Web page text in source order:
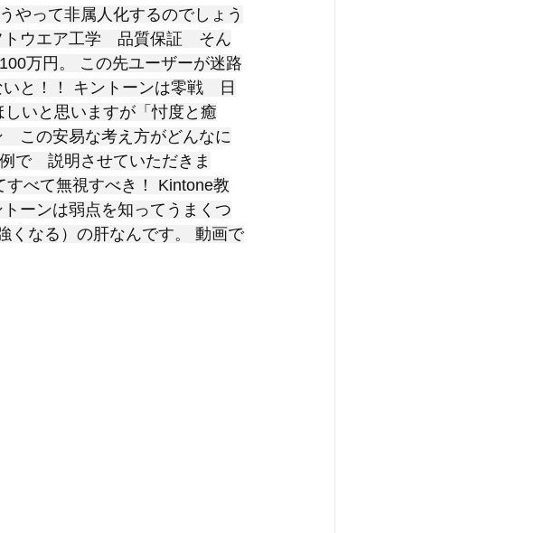
やって非属人化するのでしょう
ウエア工学　品質保証　そん
万円。 この先ユーザーが迷路
と！！ キントーンは零戦　日
いと思いますが「忖度と癒
この安易な考え方がどんなに
で　説明させていただきま
べて無視すべき！ Kintone教
ーンは弱点を知ってうまくつ
くなる）の肝なんです。 動画で